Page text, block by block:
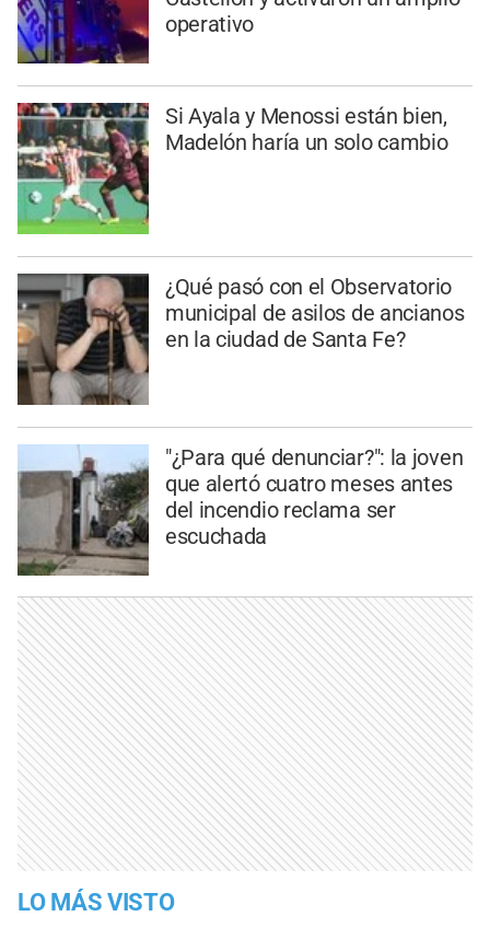
operativo
Si Ayala y Menossi están bien,
Madelón haría un solo cambio
¿Qué pasó con el Observatorio
municipal de asilos de ancianos
en la ciudad de Santa Fe?
"¿Para qué denunciar?": la joven
que alertó cuatro meses antes
del incendio reclama ser
escuchada
LO MÁS VISTO